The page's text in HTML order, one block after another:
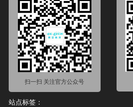
扫一扫 关注官方公众号
站点标签：